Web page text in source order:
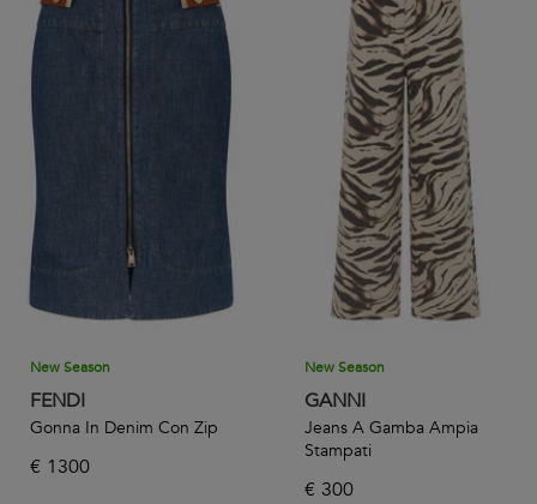
New Season
FENDI
Gonna In Denim Con Zip
€ 1300
New Season
GANNI
Jeans A Gamba Ampia
Stampati
€ 300